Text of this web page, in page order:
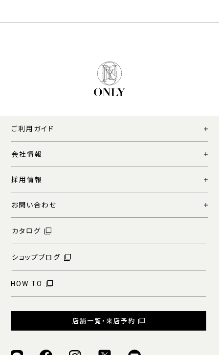
ご利用ガイド
会社情報
採用情報
お問い合わせ
カタログ
ショップブログ
HOW TO
店舗一覧・来店予約